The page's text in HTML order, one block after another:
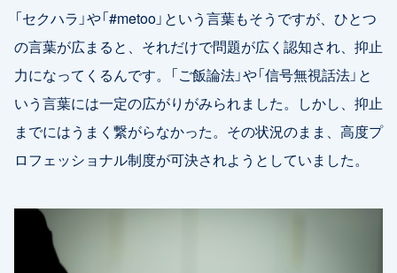
「セクハラ」や「#metoo」という言葉もそうですが、ひとつ
の言葉が広まると、それだけで問題が広く認知され、抑止
力になってくるんです。「ご飯論法」や「信号無視話法」と
いう言葉には一定の広がりがみられました。しかし、抑止
までにはうまく繋がらなかった。その状況のまま、高度プ
ロフェッショナル制度が可決されようとしていました。